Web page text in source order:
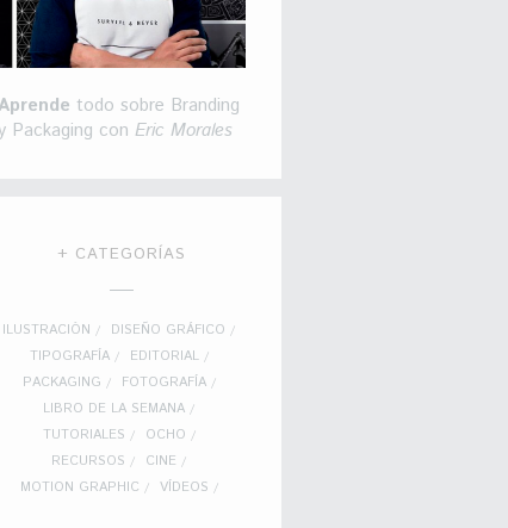
todo sobre Branding
Packaging con Eric Morales
+ CATEGORÍAS
ILUSTRACIÓN
DISEÑO GRÁFICO
TIPOGRAFÍA
EDITORIAL
PACKAGING
FOTOGRAFÍA
LIBRO DE LA SEMANA
TUTORIALES
OCHO
RECURSOS
CINE
MOTION GRAPHIC
VÍDEOS